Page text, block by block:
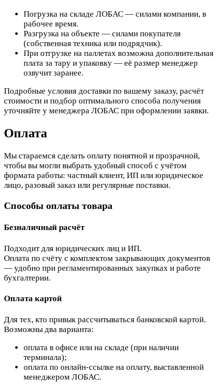
Погрузка на складе ЛОБАС — силами компании, в
рабочее время.
Разгрузка на объекте — силами покупателя
(собственная техника или подрядчик).
При отгрузке на паллетах возможна дополнительная
плата за тару и упаковку — её размер менеджер
озвучит заранее.
Подробные условия доставки по вашему заказу, расчёт
стоимости и подбор оптимального способа получения
уточняйте у менеджера ЛОБАС при оформлении заявки.
Оплата
Мы стараемся сделать оплату понятной и прозрачной,
чтобы вы могли выбрать удобный способ с учётом
формата работы: частный клиент, ИП или юридическое
лицо, разовый заказ или регулярные поставки.
Способы оплаты товара
Безналичный расчёт
Подходит для юридических лиц и ИП.
Оплата по счёту с комплектом закрывающих документов
— удобно при регламентированных закупках и работе
бухгалтерии.
Оплата картой
Для тех, кто привык рассчитываться банковской картой.
Возможны два варианта:
оплата в офисе или на складе (при наличии
терминала);
оплата по онлайн-ссылке на оплату, выставленной
менеджером ЛОБАС.